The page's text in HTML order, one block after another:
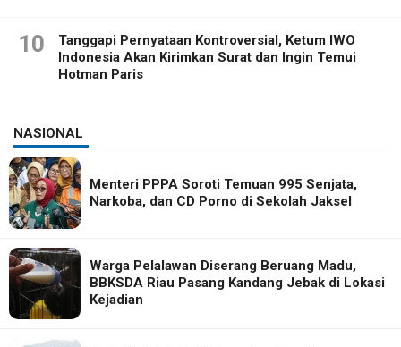
10
Tanggapi Pernyataan Kontroversial, Ketum IWO
Indonesia Akan Kirimkan Surat dan Ingin Temui
Hotman Paris
NASIONAL
Menteri PPPA Soroti Temuan 995 Senjata,
Narkoba, dan CD Porno di Sekolah Jaksel
Warga Pelalawan Diserang Beruang Madu,
BBKSDA Riau Pasang Kandang Jebak di Lokasi
Kejadian